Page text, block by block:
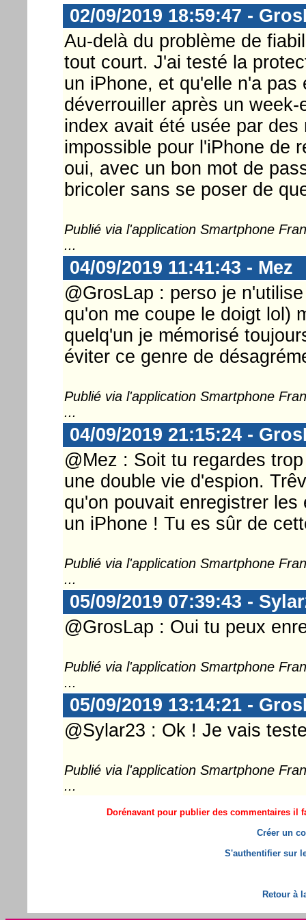
02/09/2019 18:59:47 -
Au-delà du problème de
tout court. J'ai testé la
un iPhone, et qu'elle n'a
déverrouiller après un
index avait été usée par
impossible pour l'iPhone de
oui, avec un bon mot de
bricoler sans se poser de
Publié via l'application Smartphone
...
04/09/2019 11:41:43 - Mez
@GrosLap : perso je
qu'on me coupe le doigt lol)
quelq'un je mémorisé
éviter ce genre de
Publié via l'application Smartphone
...
04/09/2019 21:15:24 -
@Mez : Soit tu regardes
une double vie d'espion.
qu'on pouvait enregistrer
un iPhone ! Tu es sûr de
Publié via l'application Smartphone
...
05/09/2019 07:39:43 -
@GrosLap : Oui tu peux
Publié via l'application Smartphone
...
05/09/2019 13:14:21 -
@Sylar23 : Ok ! Je vais
Publié via l'application Smartphone
...
Dorénavant pour publier des commentaires il
Créer un
S'authentifier sur
Retour à